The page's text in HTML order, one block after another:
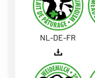
NL-DE-FR